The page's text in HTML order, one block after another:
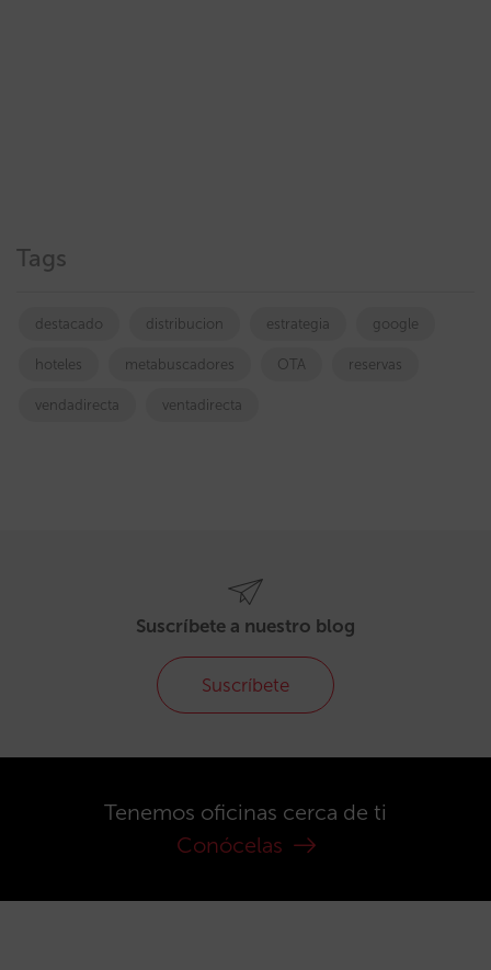
Tags
destacado distribucion estrategia google
hoteles metabuscadores OTA reservas
vendadirecta ventadirecta
Suscríbete a nuestro blog
Suscríbete
Tenemos oficinas cerca de ti
Conócelas